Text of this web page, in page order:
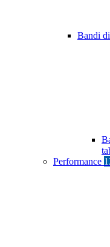
Bandi
Performance